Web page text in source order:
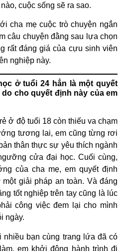
cuộc sống sẽ ra sao.
cha mẹ cuộc trò chuyện ngắn
câu chuyện đằng sau lựa chọn
rất đáng giá của cựu sinh viên
nghiệp này.
ở tuổi 24 hẳn là một quyết
cho quyết định này của em
ở độ tuổi 18 còn thiếu va chạm
tương lai, em cũng từng rơi
thân thực sự yêu thích ngành
cửa đại học. Cuối cùng,
của cha mẹ, em quyết định
giải pháp an toàn. Và đáng
tốt nghiệp trên tay cũng là lúc
công việc đem lại cho mình
ngày.
bạn cùng trang lứa đã có
em khởi động hành trình đi